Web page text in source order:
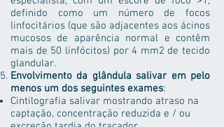
definido como um número de focos
linfocitários (que são adjacentes aos ácinos
mucosos de aparência normal e contêm
mais de 50 linfócitos) por 4 mm2 de tecido
glandular.
Envolvimento da glândula salivar em pelo
menos um dos seguintes exames:
Cintilografia salivar mostrando atraso na
captação, concentração reduzida e / ou